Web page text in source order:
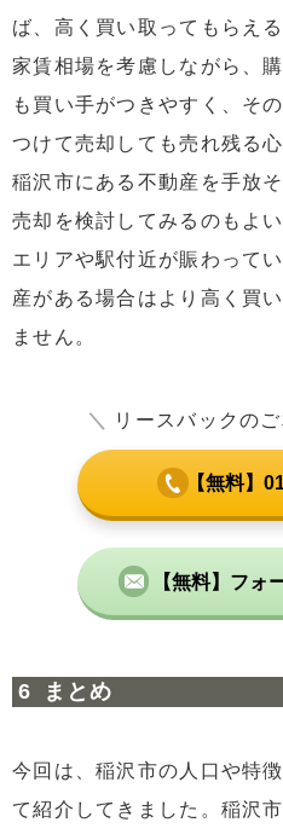
ば、高く買い取ってもらえ
家賃相場を考慮しながら、
も買い手がつきやすく、そ
つけて売却しても売れ残る
稲沢市にある不動産を手放
売却を検討してみるのもよ
エリアや駅付近が賑わって
産がある場合はより高く買
ません。
＼ リースバックの
【無料】
【無料】フォ
まとめ
今回は、稲沢市の人口や特
て紹介してきました。稲沢